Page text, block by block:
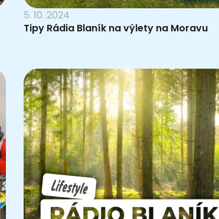
5. 10. 2024
Tipy Rádia Blaník na výlety na Moravu